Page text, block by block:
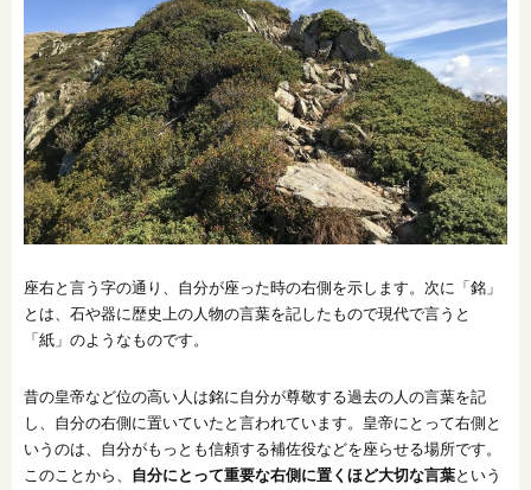
座右と言う字の通り、自分が座った時の右側を示します。次に「銘」
とは、石や器に歴史上の人物の言葉を記したもので現代で言うと
「紙」のようなものです。
昔の皇帝など位の高い人は銘に自分が尊敬する過去の人の言葉を記
し、自分の右側に置いていたと言われています。皇帝にとって右側と
いうのは、自分がもっとも信頼する補佐役などを座らせる場所です。
このことから、 自分にとって重要な右側に置くほど大切な言葉という